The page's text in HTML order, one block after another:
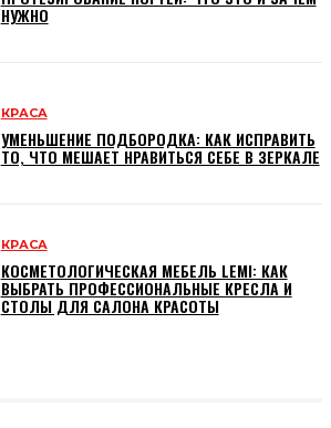
НУЖНО
КРАСА
УМЕНЬШЕНИЕ ПОДБОРОДКА: КАК ИСПРАВИТЬ
ТО, ЧТО МЕШАЕТ НРАВИТЬСЯ СЕБЕ В ЗЕРКАЛЕ
КРАСА
КОСМЕТОЛОГИЧЕСКАЯ МЕБЕЛЬ LEMI: КАК
ВЫБРАТЬ ПРОФЕССИОНАЛЬНЫЕ КРЕСЛА И
СТОЛЫ ДЛЯ САЛОНА КРАСОТЫ